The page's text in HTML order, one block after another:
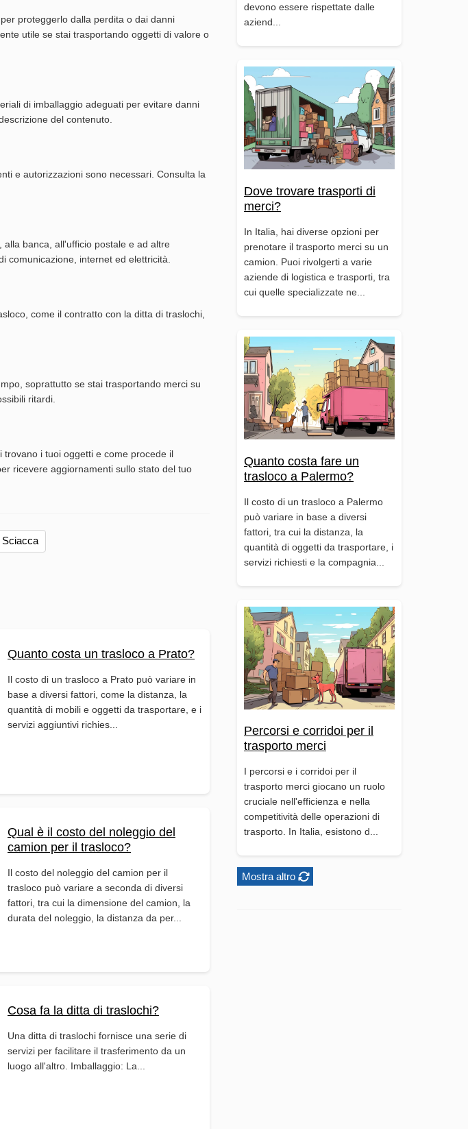
devono essere rispettate dalle
aziend...
Dove trovare trasporti di
merci?
In Italia, hai diverse opzioni per
prenotare il trasporto merci su un
camion. Puoi rivolgerti a varie
aziende di logistica e trasporti, tra
cui quelle specializzate ne...
Quanto costa fare un
trasloco a Palermo?
Il costo di un trasloco a Palermo
può variare in base a diversi
fattori, tra cui la distanza, la
quantità di oggetti da trasportare, i
servizi richiesti e la compagnia...
Percorsi e corridoi per il
trasporto merci
I percorsi e i corridoi per il
trasporto merci giocano un ruolo
cruciale nell'efficienza e nella
competitività delle operazioni di
trasporto. In Italia, esistono d...
Mostra altro
proteggerlo dalla perdita o dai danni
utile se stai trasportando oggetti di valore o
di imballaggio adeguati per evitare danni
del contenuto.
e autorizzazioni sono necessari. Consulta la
banca, all'ufficio postale e ad altre
comunicazione, internet ed elettricità.
come il contratto con la ditta di traslochi,
soprattutto se stai trasportando merci su
ritardi.
i tuoi oggetti e come procede il
ricevere aggiornamenti sullo stato del tuo
Quanto costa un trasloco a Prato?
Il costo di un trasloco a Prato può variare in
base a diversi fattori, come la distanza, la
quantità di mobili e oggetti da trasportare, e i
servizi aggiuntivi richies...
Qual è il costo del noleggio del
camion per il trasloco?
Il costo del noleggio del camion per il
trasloco può variare a seconda di diversi
fattori, tra cui la dimensione del camion, la
durata del noleggio, la distanza da per...
Cosa fa la ditta di traslochi?
Una ditta di traslochi fornisce una serie di
servizi per facilitare il trasferimento da un
luogo all'altro. Imballaggio: La...